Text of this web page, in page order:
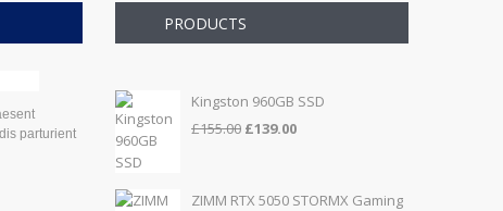
parturient
PRODUCTS
Kingston 960GB SSD
£155.00 Original
£155.00.
£139.00Current
£139.00.
ZIMM RTX 5050 STORMX Gaming